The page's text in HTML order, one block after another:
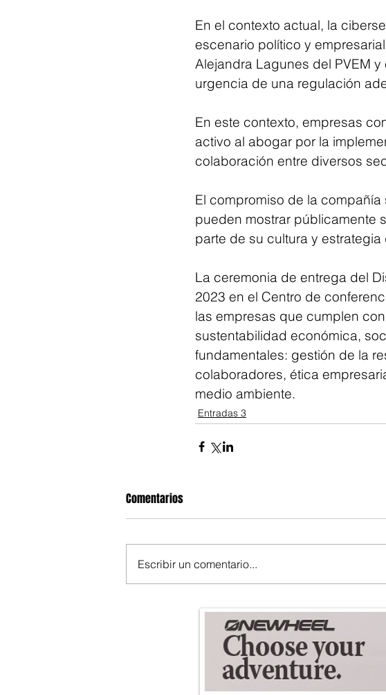
En el contexto actual, la
escenario político y
Alejandra Lagunes del PVEM
urgencia de una regulación
En este contexto, empresas
activo al abogar por la
colaboración entre diversos
El compromiso de la
pueden mostrar públicamente
parte de su cultura y
La ceremonia de entrega del
2023 en el Centro de
las empresas que cumplen
sustentabilidad económica,
fundamentales: gestión de la
colaboradores, ética
medio ambiente.
Entradas 3
Comentarios
Escribir un comentario...